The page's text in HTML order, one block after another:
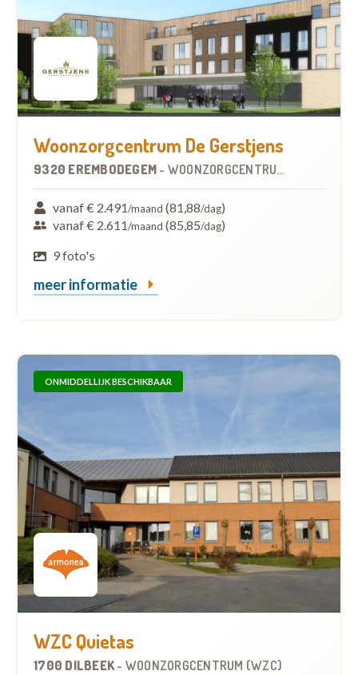
Woonzorgcentrum De Gerstjens
9320 EREMBODEGEM - WOONZORGCENTRUM (WZC)
vanaf € 2.491/maand (81,88/dag)
vanaf € 2.611/maand (85,85/dag)
9 foto's
meer informatie
ONMIDDELLIJK BESCHIKBAAR
WZC Quietas
1700 DILBEEK- WOONZORGCENTRUM (WZC)